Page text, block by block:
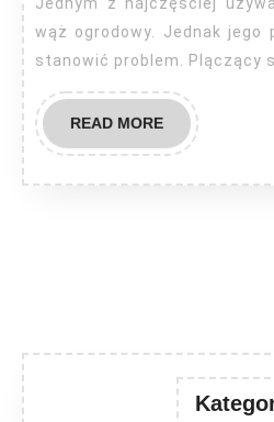
Jednym z najczęściej
wąż ogrodowy. Jednak jego
stanowić problem. Plączący
READ MOREREAD
MORE